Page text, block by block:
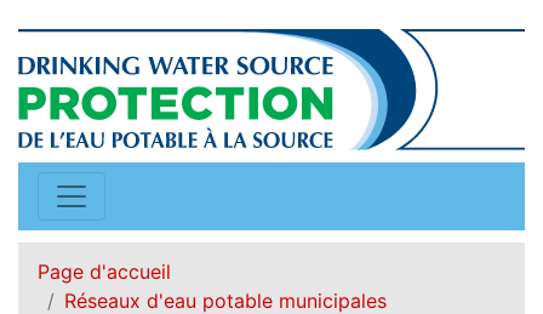
Page d'accueil
Réseaux d'eau potable municipales